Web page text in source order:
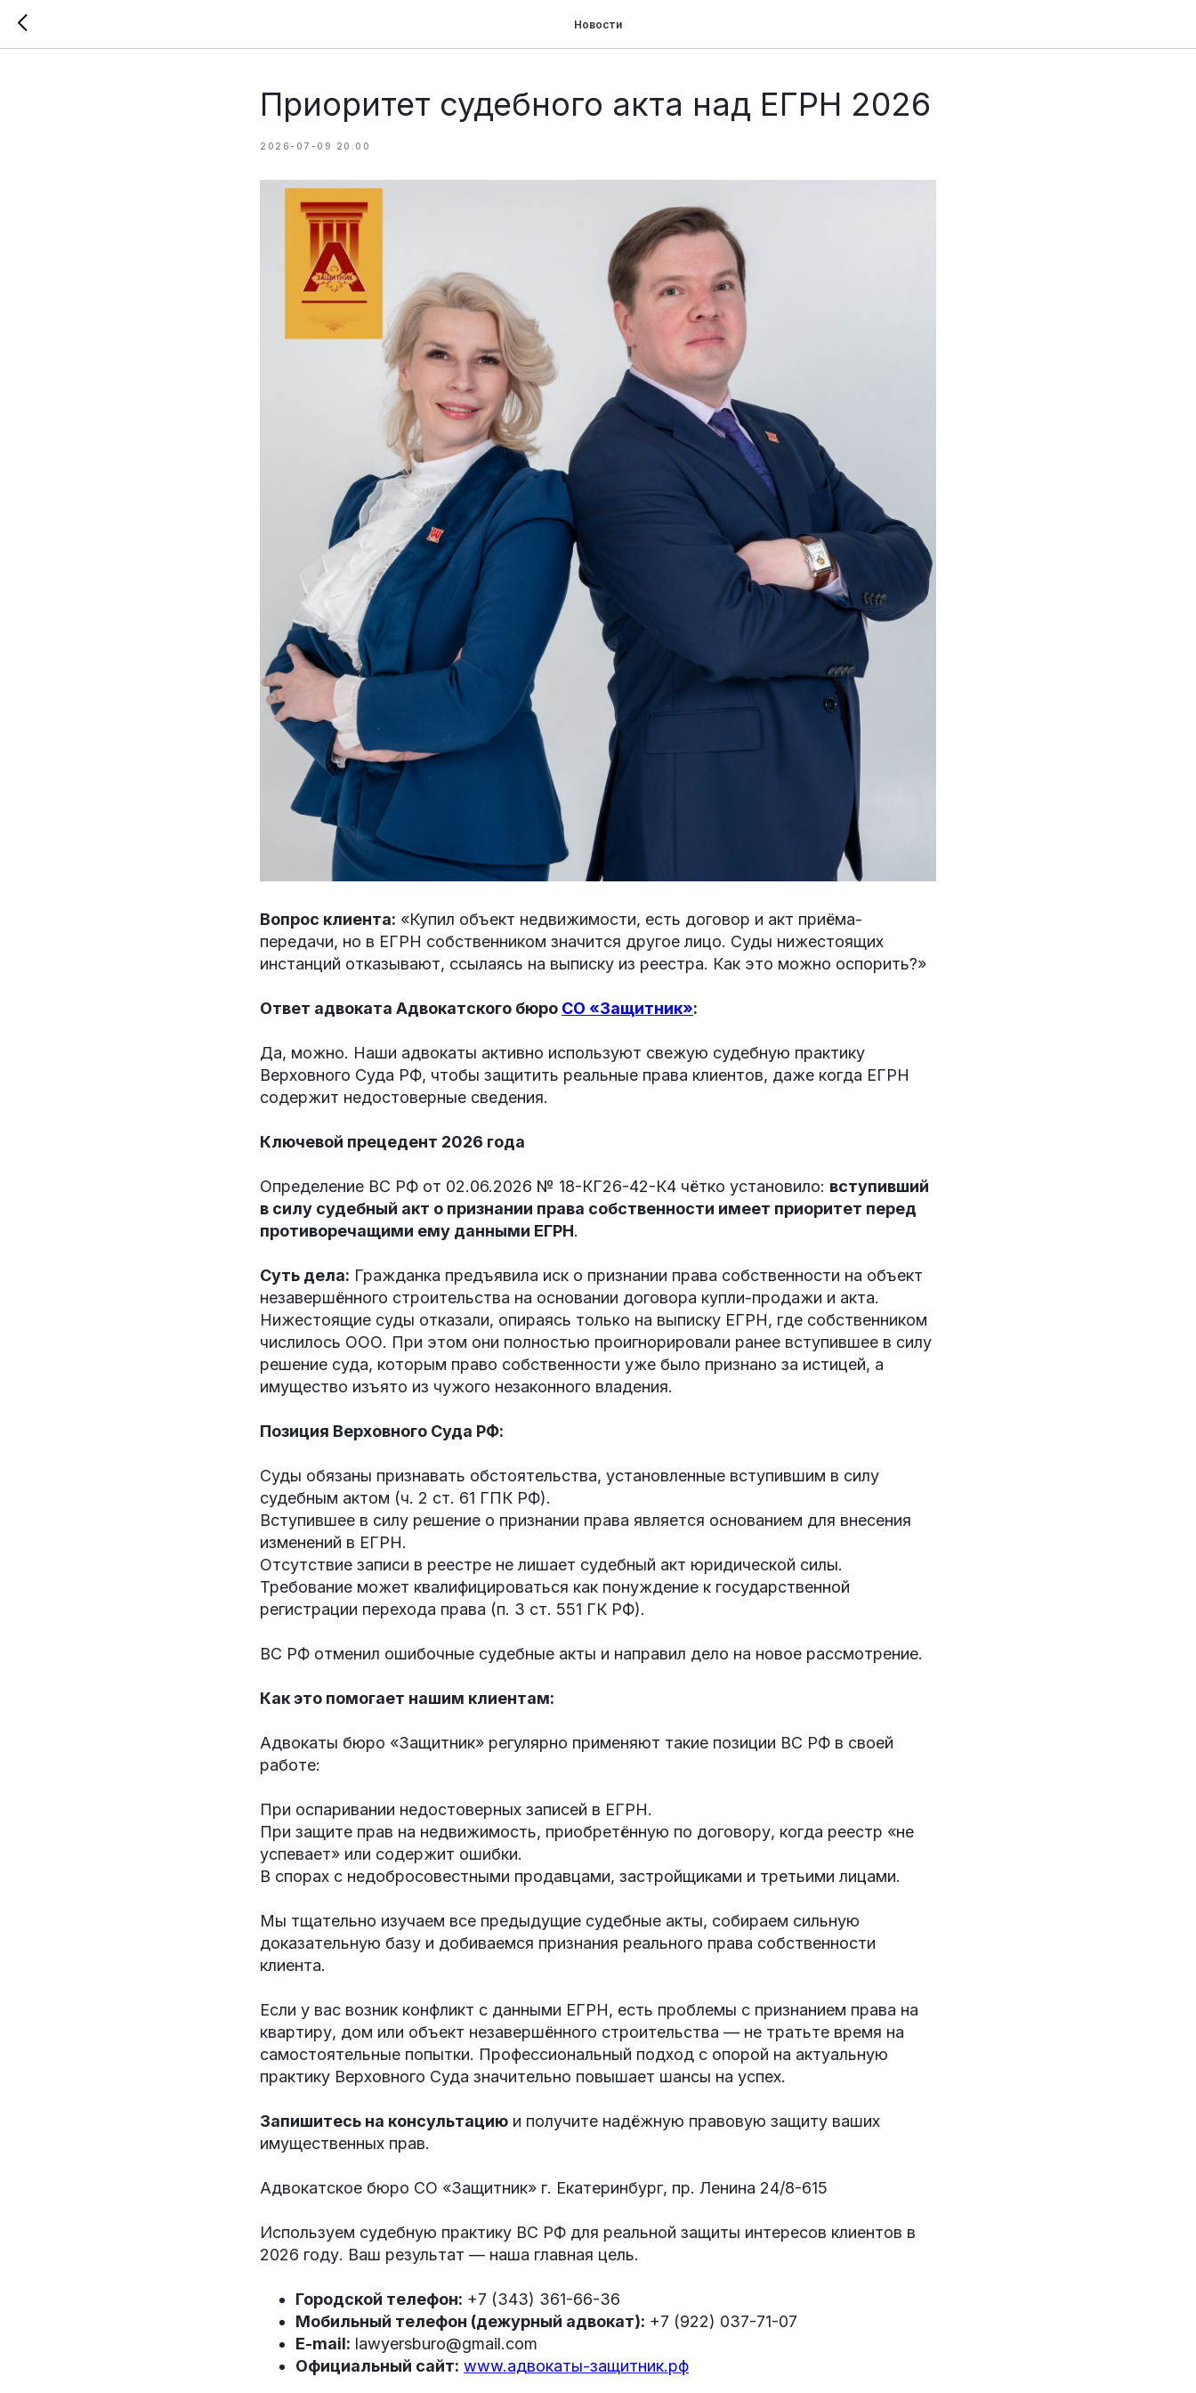
Новости
Приоритет судебного акта над ЕГРН 2026
2026-07-09 20:00
Вопрос клиента: «Купил объект недвижимости, есть договор и акт приёма-
передачи, но в ЕГРН собственником значится другое лицо. Суды нижестоящих
инстанций отказывают, ссылаясь на выписку из реестра. Как это можно оспорить?»
Ответ адвоката Адвокатского бюро СО «Защитник»:
Да, можно. Наши адвокаты активно используют свежую судебную практику
Верховного Суда РФ, чтобы защитить реальные права клиентов, даже когда ЕГРН
содержит недостоверные сведения.
Ключевой прецедент 2026 года
Определение ВС РФ от 02.06.2026 № 18-КГ26-42-К4 чётко установило: вступивший
в силу судебный акт о признании права собственности имеет приоритет перед
противоречащими ему данными ЕГРН.
Суть дела: Гражданка предъявила иск о признании права собственности на объект
незавершённого строительства на основании договора купли-продажи и акта.
Нижестоящие суды отказали, опираясь только на выписку ЕГРН, где собственником
числилось ООО. При этом они полностью проигнорировали ранее вступившее в силу
решение суда, которым право собственности уже было признано за истицей, а
имущество изъято из чужого незаконного владения.
Позиция Верховного Суда РФ:
Суды обязаны признавать обстоятельства, установленные вступившим в силу
судебным актом (ч. 2 ст. 61 ГПК РФ).
Вступившее в силу решение о признании права является основанием для внесения
изменений в ЕГРН.
Отсутствие записи в реестре не лишает судебный акт юридической силы.
Требование может квалифицироваться как понуждение к государственной
регистрации перехода права (п. 3 ст. 551 ГК РФ).
ВС РФ отменил ошибочные судебные акты и направил дело на новое рассмотрение.
Как это помогает нашим клиентам:
Адвокаты бюро «Защитник» регулярно применяют такие позиции ВС РФ в своей
работе:
При оспаривании недостоверных записей в ЕГРН.
При защите прав на недвижимость, приобретённую по договору, когда реестр «не
успевает» или содержит ошибки.
В спорах с недобросовестными продавцами, застройщиками и третьими лицами.
Мы тщательно изучаем все предыдущие судебные акты, собираем сильную
доказательную базу и добиваемся признания реального права собственности
клиента.
Если у вас возник конфликт с данными ЕГРН, есть проблемы с признанием права на
квартиру, дом или объект незавершённого строительства — не тратьте время на
самостоятельные попытки. Профессиональный подход с опорой на актуальную
практику Верховного Суда значительно повышает шансы на успех.
Запишитесь на консультацию и получите надёжную правовую защиту ваших
имущественных прав.
Адвокатское бюро СО «Защитник» г. Екатеринбург, пр. Ленина 24/8-615
Используем судебную практику ВС РФ для реальной защиты интересов клиентов в
2026 году. Ваш результат — наша главная цель.
Городской телефон: +7 (343) 361-66-36
Мобильный телефон (дежурный адвокат): +7 (922) 037-71-07
E-mail: lawyersburo@gmail.com
Официальный сайт: www.адвокаты-защитник.рф